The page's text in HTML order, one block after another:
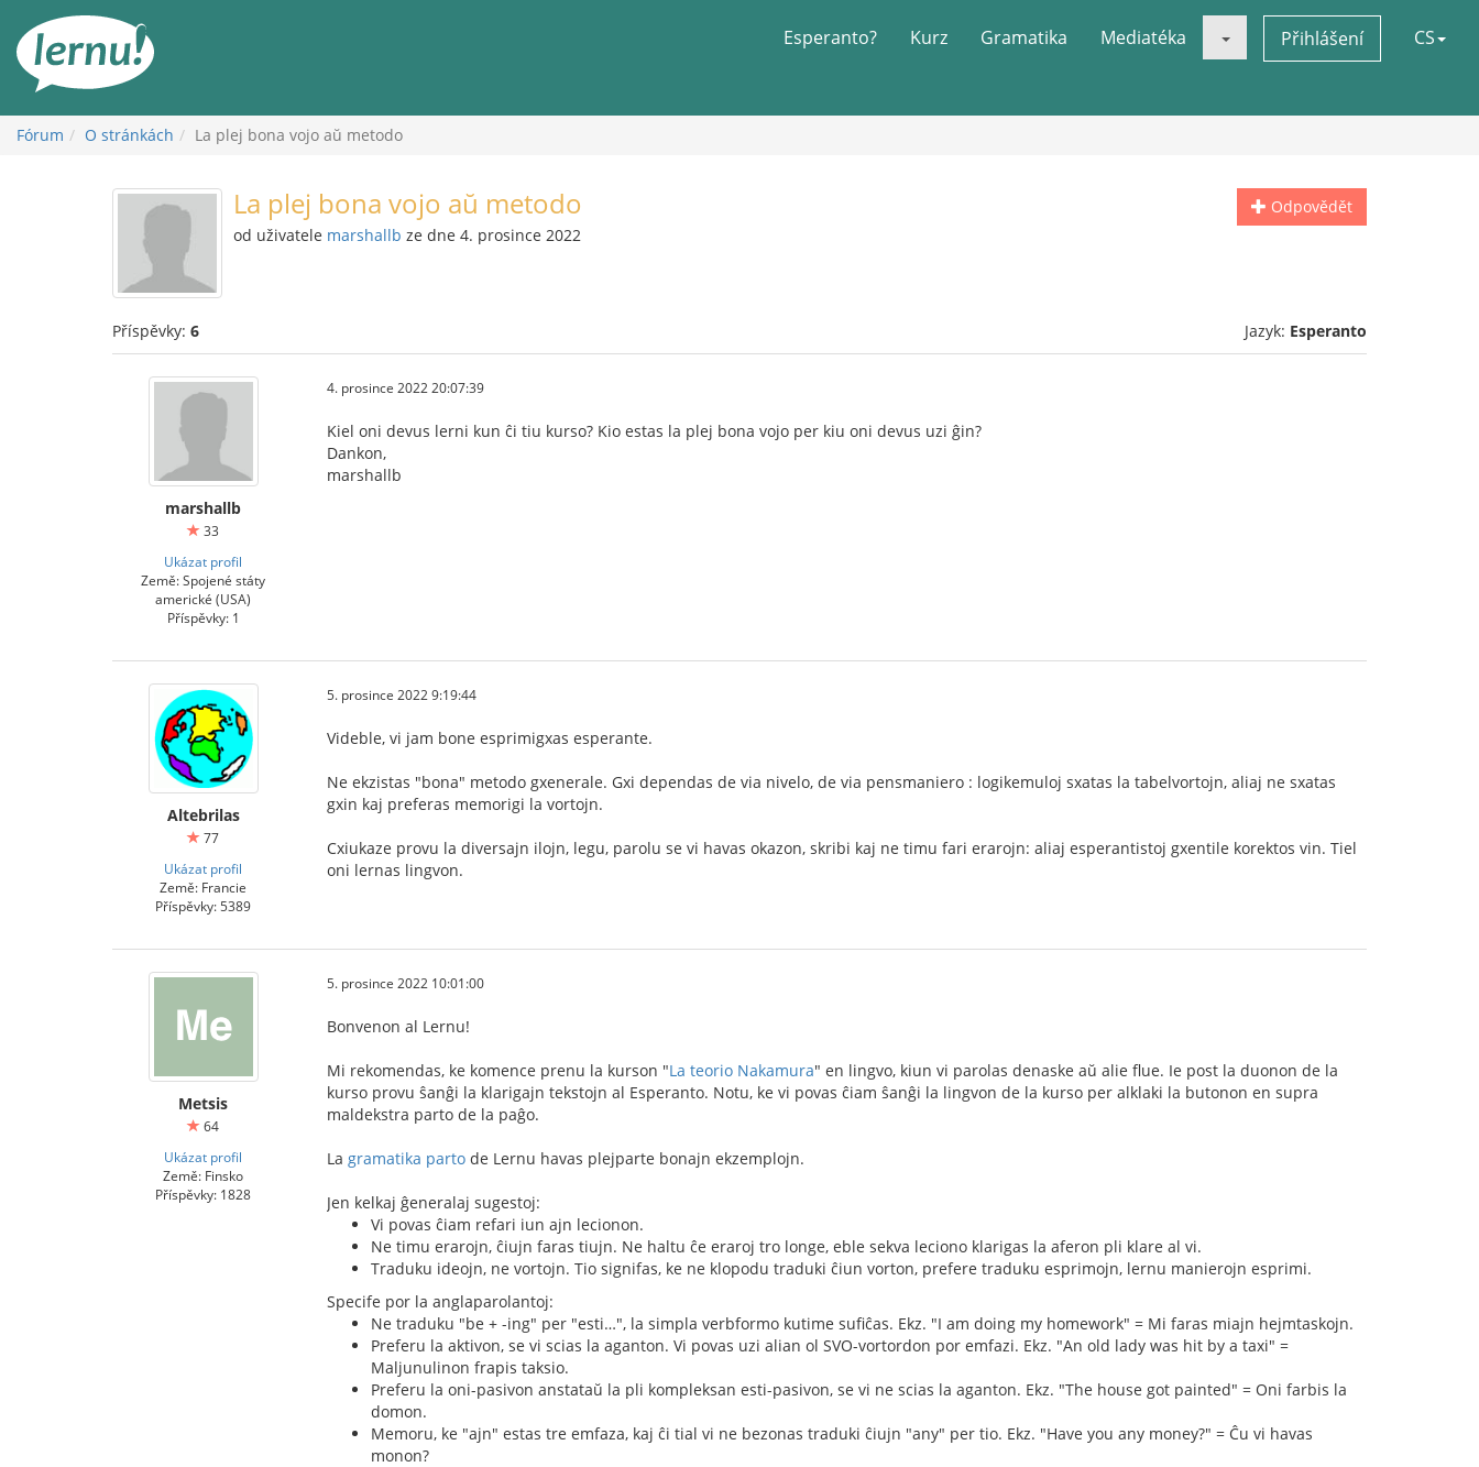
obsahu
Esperanto? Kurz Gramatika Mediatéka Přihlášení CS
Fórum O stránkách La plej bona vojo aŭ metodo
Odpovědět
La plej bona vojo aŭ metodo
od uživatele marshallb ze dne 4. prosince 2022
Příspěvky: 6 Jazyk: Esperanto
marshallb
33
Ukázat profil
Země: Spojené státy
americké (USA)
Příspěvky: 1
4. prosince 2022 20:07:39
Kiel oni devus lerni kun ĉi tiu kurso? Kio estas la plej bona vojo per kiu oni devus uzi ĝin?
Dankon,
marshallb
Altebrilas
77
Ukázat profil
Země: Francie
Příspěvky: 5389
5. prosince 2022 9:19:44
Videble, vi jam bone esprimigxas esperante.
Ne ekzistas "bona" metodo gxenerale. Gxi dependas de via nivelo, de via pensmaniero : logikemuloj sxatas la tabelvortojn, aliaj ne sxatas
gxin kaj preferas memorigi la vortojn.
Cxiukaze provu la diversajn ilojn, legu, parolu se vi havas okazon, skribi kaj ne timu fari erarojn: aliaj esperantistoj gxentile korektos vin. Tiel
oni lernas lingvon.
Metsis
64
Ukázat profil
Země: Finsko
Příspěvky: 1828
5. prosince 2022 10:01:00
Bonvenon al Lernu!
Mi rekomendas, ke komence prenu la kurson "La teorio Nakamura" en lingvo, kiun vi parolas denaske aŭ alie flue. Ie post la duonon de la
kurso provu ŝanĝi la klarigajn tekstojn al Esperanto. Notu, ke vi povas ĉiam ŝanĝi la lingvon de la kurso per alklaki la butonon en supra
maldekstra parto de la paĝo.
La gramatika parto de Lernu havas plejparte bonajn ekzemplojn.
Jen kelkaj ĝeneralaj sugestoj:
Vi povas ĉiam refari iun ajn lecionon.
Ne timu erarojn, ĉiujn faras tiujn. Ne haltu ĉe eraroj tro longe, eble sekva leciono klarigas la aferon pli klare al vi.
Traduku ideojn, ne vortojn. Tio signifas, ke ne klopodu traduki ĉiun vorton, prefere traduku esprimojn, lernu manierojn esprimi.
Specife por la anglaparolantoj:
Ne traduku "be + -ing" per "esti…", la simpla verbformo kutime sufiĉas. Ekz. "I am doing my homework" = Mi faras miajn hejmtaskojn.
Preferu la aktivon, se vi scias la aganton. Vi povas uzi alian ol SVO-vortordon por emfazi. Ekz. "An old lady was hit by a taxi" =
Maljunulinon frapis taksio.
Preferu la oni-pasivon anstataŭ la pli kompleksan esti-pasivon, se vi ne scias la aganton. Ekz. "The house got painted" = Oni farbis la
domon.
Memoru, ke "ajn" estas tre emfaza, kaj ĉi tial vi ne bezonas traduki ĉiujn "any" per tio. Ekz. "Have you any money?" = Ĉu vi havas
monon?